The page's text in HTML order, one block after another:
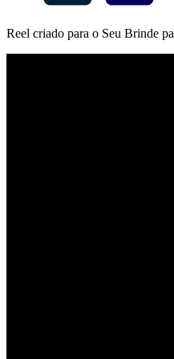
Reel criado para o Seu Brinde